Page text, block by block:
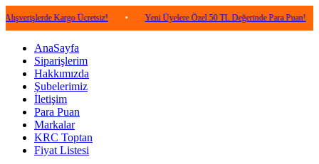
Kargo Ücretsiz! • Yeni Üyelere Özel 50 TL Değerinde Para Puan! •
AnaSayfa
Siparişlerim
Hakkımızda
Şubelerimiz
İletişim
Para Puan
Markalar
KRC Toptan
Fiyat Listesi